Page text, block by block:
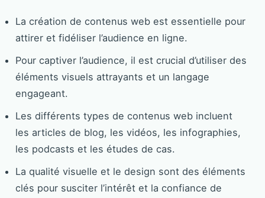
La création de contenus web est essentielle pour
attirer et fidéliser l’audience en ligne.
Pour captiver l’audience, il est crucial d’utiliser des
éléments visuels attrayants et un langage
engageant.
Les différents types de contenus web incluent
les articles de blog, les vidéos, les infographies,
les podcasts et les études de cas.
La qualité visuelle et le design sont des éléments
clés pour susciter l’intérêt et la confiance de